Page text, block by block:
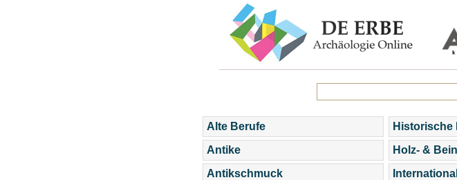
Alte Berufe
Antike
Antikschmuck
Historische
Holz- &